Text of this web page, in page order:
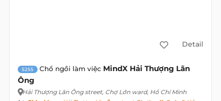
Detail
5255 Chổ ngồi làm việc MindX Hải Thượng Lãn
Ông
Hải Thượng Lãn Ông street, Chợ Lớn ward, Hồ Chí Minh